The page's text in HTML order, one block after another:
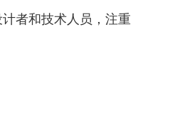
者和技术人员，注重